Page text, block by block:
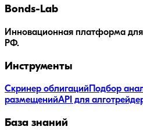
Bonds-Lab
Инновационная платформа
РФ.
Инструменты
Скринер облигацийПодбор
размещенийAPI для
База знаний